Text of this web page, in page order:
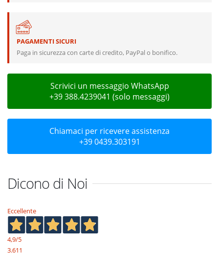
PAGAMENTI SICURI
Paga in sicurezza con carte di credito, PayPal o bonifico.
Scrivici un messaggio WhatsApp
+39 388.4239041 (solo messaggi)
Chiamaci per ricevere assistenza
+39 0439.303191
Dicono di Noi
Eccellente
4,9/5
3.611